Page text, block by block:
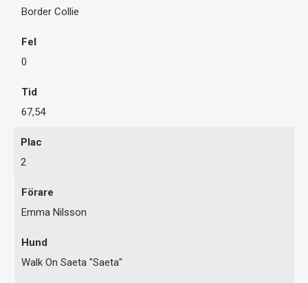
Border Collie
0
67,54
2
Emma Nilsson
Walk On Saeta "Saeta"